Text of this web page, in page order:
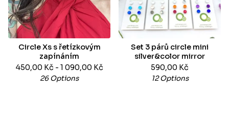
Circle Xs s řetízkovým
zapínáním
450,00 Kč - 1 090,00 Kč
26 Options
Set 3 párů circle mini
silver&color mirror
590,00 Kč
12 Options